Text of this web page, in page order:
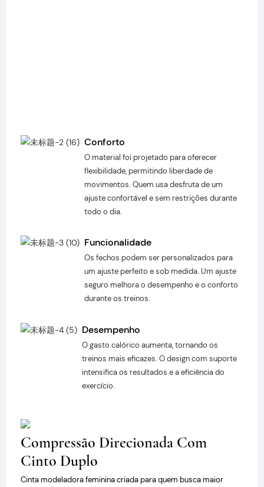
Conforto
O material foi projetado para oferecer
flexibilidade, permitindo liberdade de
movimentos. Quem usa desfruta de um
ajuste confortável e sem restrições durante
todo o dia.
Funcionalidade
Os fechos podem ser personalizados para
um ajuste perfeito e sob medida. Um ajuste
seguro melhora o desempenho e o conforto
durante os treinos.
Desempenho
O gasto calórico aumenta, tornando os
treinos mais eficazes. O design com suporte
intensifica os resultados e a eficiência do
exercício.
Compressão Direcionada Com
Cinto Duplo
Cinta modeladora feminina criada para quem busca maior